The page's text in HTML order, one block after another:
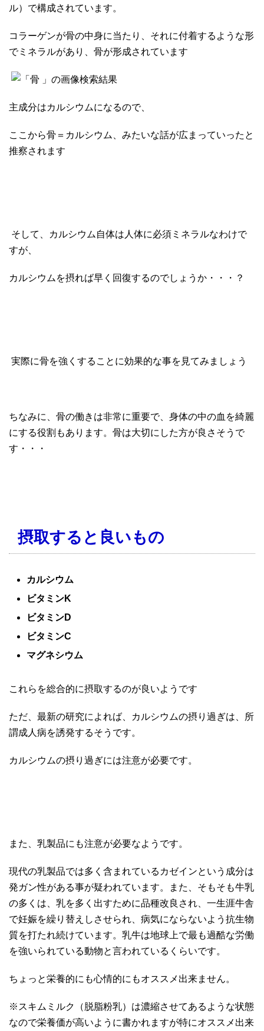
ル）で構成されています。
コラーゲンが骨の中身に当たり、それに付着するような形
でミネラルがあり、骨が形成されています
主成分はカルシウムになるので、
ここから骨＝カルシウム、みたいな話が広まっていったと
推察されます
そして、カルシウム自体は人体に必須ミネラルなわけで
すが、
カルシウムを摂れば早く回復するのでしょうか・・・？
実際に骨を強くすることに効果的な事を見てみましょう
ちなみに、骨の働きは非常に重要で、身体の中の血を綺麗
にする役割もあります。骨は大切にした方が良さそうで
す・・・
摂取すると良いもの
カルシウム
ビタミンK
ビタミンD
ビタミンC
マグネシウム
これらを総合的に摂取するのが良いようです
ただ、最新の研究によれば、カルシウムの摂り過ぎは、所
謂成人病を誘発するそうです。
カルシウムの摂り過ぎには注意が必要です。
また、乳製品にも注意が必要なようです。
現代の乳製品では多く含まれているカゼインという成分は
発ガン性がある事が疑われています。また、そもそも牛乳
の多くは、乳を多く出すために品種改良され、一生涯牛舎
で妊娠を繰り替えしさせられ、病気にならないよう抗生物
質を打たれ続けています。乳牛は地球上で最も過酷な労働
を強いられている動物と言われているくらいです。
ちょっと栄養的にも心情的にもオススメ出来ません。
※スキムミルク（脱脂粉乳）は濃縮させてあるような状態
なので栄養価が高いように書かれますが特にオススメ出来